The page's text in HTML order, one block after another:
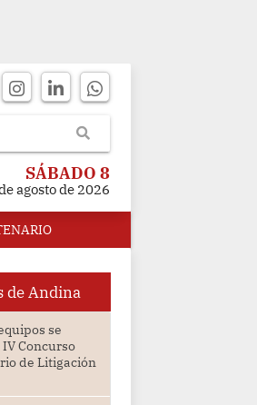
SÁBADO 8
agosto de 2026
de Andina
se
Concurso
de Litigación